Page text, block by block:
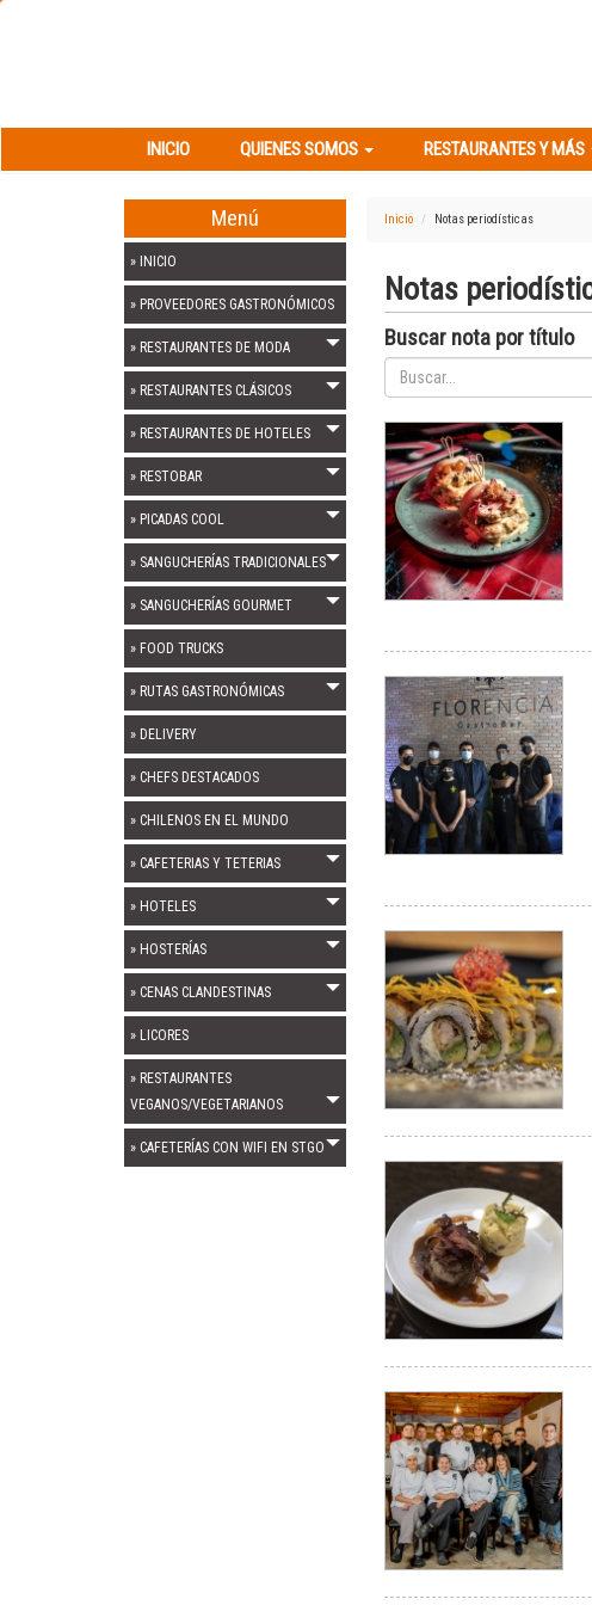
INICIO QUIENES SOMOS RESTAURANTES Y MÁS
Menú
» INICIO
» PROVEEDORES GASTRONÓMICOS
» RESTAURANTES DE MODA
» RESTAURANTES CLÁSICOS
» RESTAURANTES DE HOTELES
» RESTOBAR
» PICADAS COOL
» SANGUCHERÍAS TRADICIONALES
» SANGUCHERÍAS GOURMET
» FOOD TRUCKS
» RUTAS GASTRONÓMICAS
» DELIVERY
» CHEFS DESTACADOS
» CHILENOS EN EL MUNDO
» CAFETERIAS Y TETERIAS
» HOTELES
» HOSTERÍAS
» CENAS CLANDESTINAS
» LICORES
» RESTAURANTES
VEGANOS/VEGETARIANOS
» CAFETERÍAS CON WIFI EN STGO
Inicio Notas periodísticas
Notas
Buscar nota por título